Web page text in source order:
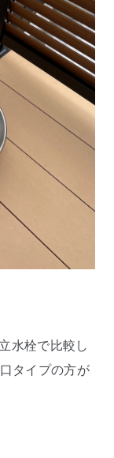
水栓で比較し
タイプの方が